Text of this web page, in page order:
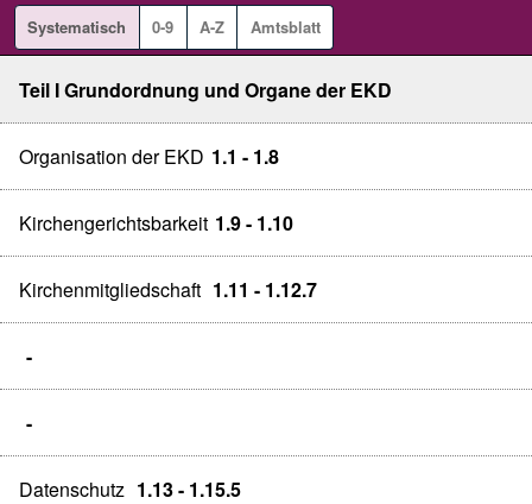
Systematisch 0-9 A-Z Amtsblatt
Teil I Grundordnung und Organe der EKD
Organisation der EKD 1.1 - 1.8
Kirchengerichtsbarkeit 1.9 - 1.10
Kirchenmitgliedschaft 1.11 - 1.12.7
-
-
Datenschutz 1.13 - 1.15.5